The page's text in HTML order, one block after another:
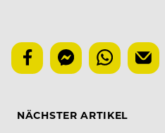
NÄCHSTER ARTIKEL